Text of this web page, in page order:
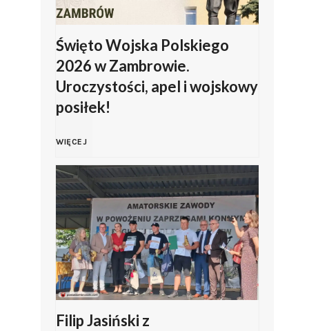
Święto Wojska Polskiego
2026 w Zambrowie.
Uroczystości, apel i wojskowy
posiłek!
WIĘCEJŚ
w
i
ę
t
o
Filip Jasiński z